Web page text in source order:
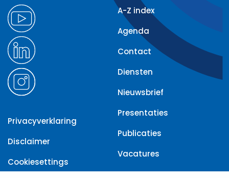
Privacyverklaring
Disclaimer
Cookiesettings
A-Z index
Agenda
Contact
Diensten
Nieuwsbrief
Presentaties
Publicaties
Vacatures